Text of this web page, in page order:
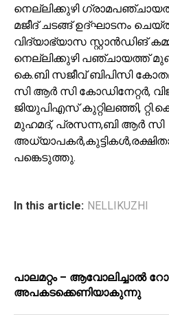
നെല്ലിക്കുഴി
മജീദ് ചടങ്ങ് ഉദ്ഘാടനം
വിദ്യാഭ്യാസ സ്റ്റാൻഡിങ്
നെല്ലിക്കുഴി പഞ്ചായത്ത്
കെ.ബി സജീവ് ബിപിസി
സി ആർ സി കോഡിനേറ്റർ,
ജിയുപിഎസ് കുറ്റിലഞ്ഞി,
മുഹമദ്, പ്രസന്ന,ബി ആർ സി
പങ്കെടുത്തു.
In this article: NELLIKUZHI
പാലമറ്റം – ആവോലിച്ചാൽ
അപകടക്കെണിയാകുന്നു